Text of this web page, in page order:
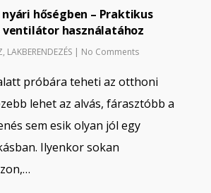
hőségben – Praktikus
használatához
, LAKBERENDEZÉS | No Comments
próbára teheti az otthoni
lehet az alvás, fárasztóbb a
sem esik olyan jól egy
Ilyenkor sokan